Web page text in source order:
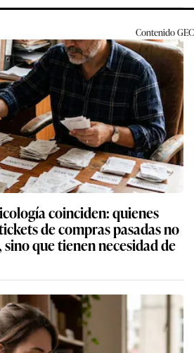
ContenidoGEC
coinciden: quienes
de compras pasadas no
que tienen necesidad de